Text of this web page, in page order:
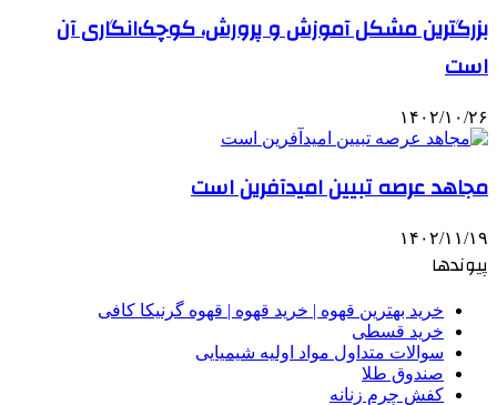
بزرگترین مشکل آموزش و پرورش، کوچک‌انگاری آن
است
۱۴۰۲/۱۰/۲۶
مجاهد عرصه تبیین امیدآفرین است
۱۴۰۲/۱۱/۱۹
پیوندها
خرید بهترین قهوه | خرید قهوه | قهوه گرنیکا کافی
خرید قسطی
سوالات متداول مواد اولیه شیمیایی
صندوق طلا
کفش چرم زنانه